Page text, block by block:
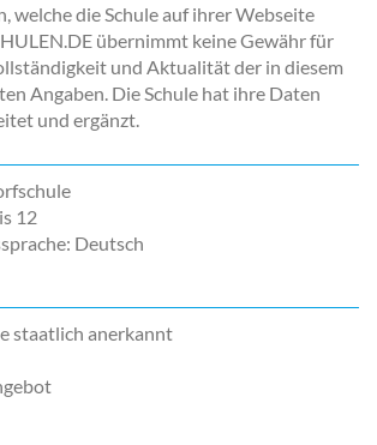
welche die Schule auf ihrer Webseite
übernimmt keine Gewähr für
und Aktualität der in diesem
Angaben. Die Schule hat ihre Daten
und ergänzt.
12
Deutsch
staatlich anerkannt